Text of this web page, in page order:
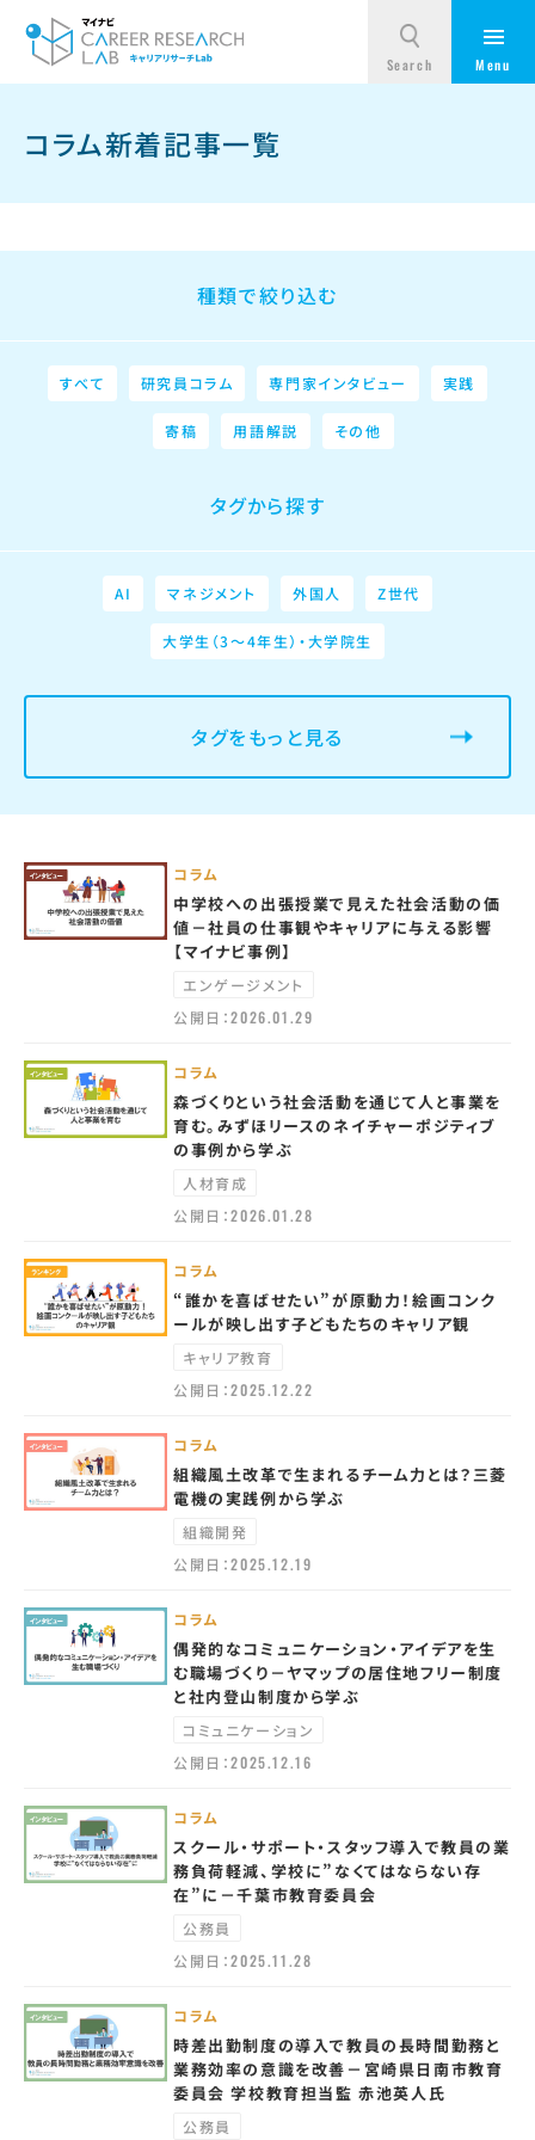
コラム新着記事一覧
種類で絞り込む
すべて 研究員コラム 専門家インタビュー 実践
寄稿 用語解説 その他
タグから探す
AI マネジメント 外国人 Z世代
大学生（3～4年生）・大学院生
タグをもっと見る
コラム
中学校への出張授業で見えた社会活動の価
値－社員の仕事観やキャリアに与える影響
【マイナビ事例】
エンゲージメント
公開日：2026.01.29
コラム
森づくりという社会活動を通じて人と事業を
育む。みずほリースのネイチャーポジティブ
の事例から学ぶ
人材育成
公開日：2026.01.28
コラム
“誰かを喜ばせたい”が原動力！絵画コンク
ールが映し出す子どもたちのキャリア観
キャリア教育
公開日：2025.12.22
コラム
組織風土改革で生まれるチーム力とは？三菱
電機の実践例から学ぶ
組織開発
公開日：2025.12.19
コラム
偶発的なコミュニケーション・アイデアを生
む職場づくり－ヤマップの居住地フリー制度
と社内登山制度から学ぶ
コミュニケーション
公開日：2025.12.16
コラム
スクール・サポート・スタッフ導入で教員の業
務負荷軽減、学校に”なくてはならない存
在”に－千葉市教育委員会
公務員
公開日：2025.11.28
コラム
時差出勤制度の導入で教員の長時間勤務と
業務効率の意識を改善－宮崎県日南市教育
委員会 学校教育担当監 赤池英人氏
公務員